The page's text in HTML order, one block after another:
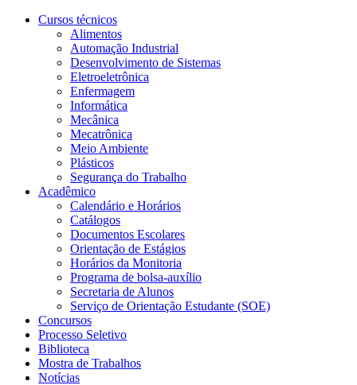
Cursos técnicos
Alimentos
Automação Industrial
Desenvolvimento de Sistemas
Eletroeletrônica
Enfermagem
Informática
Mecânica
Mecatrônica
Meio Ambiente
Plásticos
Segurança do Trabalho
Acadêmico
Calendário e Horários
Catálogos
Documentos Escolares
Orientação de Estágios
Horários da Monitoria
Programa de bolsa-auxílio
Secretaria de Alunos
Serviço de Orientação Estudante (SOE)
Concursos
Processo Seletivo
Biblioteca
Mostra de Trabalhos
Notícias